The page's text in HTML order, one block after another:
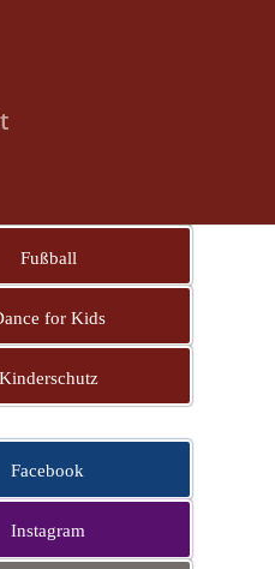
Fußball
for Kids
Kinderschutz
Facebook
Instagram